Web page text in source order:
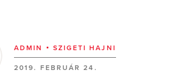
ADMIN SZIGETI HAJNI
2019. FEBRUÁR 24.